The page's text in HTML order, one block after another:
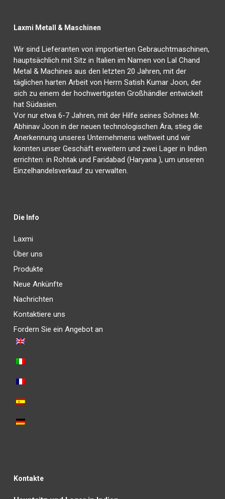
Laxmi Metall & Maschinen
Wir sind Lieferanten von importierten Gebrauchtmaschinen,
hauptsächlich mit Sitz in Italien im Namen von Lal Chand
Metal & Machines aus den letzten 20 Jahren, mit der
täglichen harten Arbeit von Herrn Satish Kumar Joon, der
sich zu einem der hochwertigsten Großhändler entwickelt
hat Südasien.
Vor nur etwa 6-7 Jahren, mit der Hilfe seines Sohnes Mr.
Abhinav Joon in der neuen technologischen Ära, stieg die
Anerkennung unseres Unternehmens weltweit und wir
konnten unser Geschäft erweitern und zwei Lager in Indien
errichten: in Rohtak und Faridabad (Haryana ), um unseren
Einzelhandelsverkauf zu verwalten.
Die Info
Laxmi
Über uns
Produkte
Neue Ankünfte
Nachrichten
Kontaktiere uns
Fordern Sie ein Angebot an
Kontakte